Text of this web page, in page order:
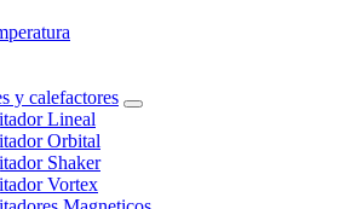
y calefactores
Lineal
Orbital
Shaker
Vortex